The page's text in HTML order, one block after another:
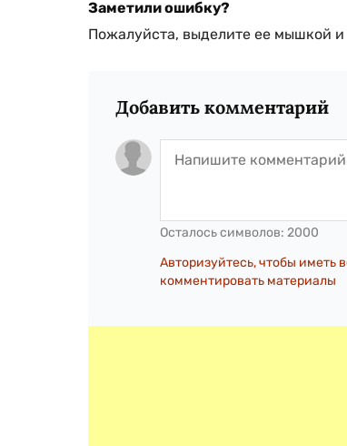
Заметили ошибку?
Пожалуйста, выделите ее мышкой
Добавить комментарий
Осталось символов: 2000
Авторизуйтесь, чтобы иметь
комментировать материалы